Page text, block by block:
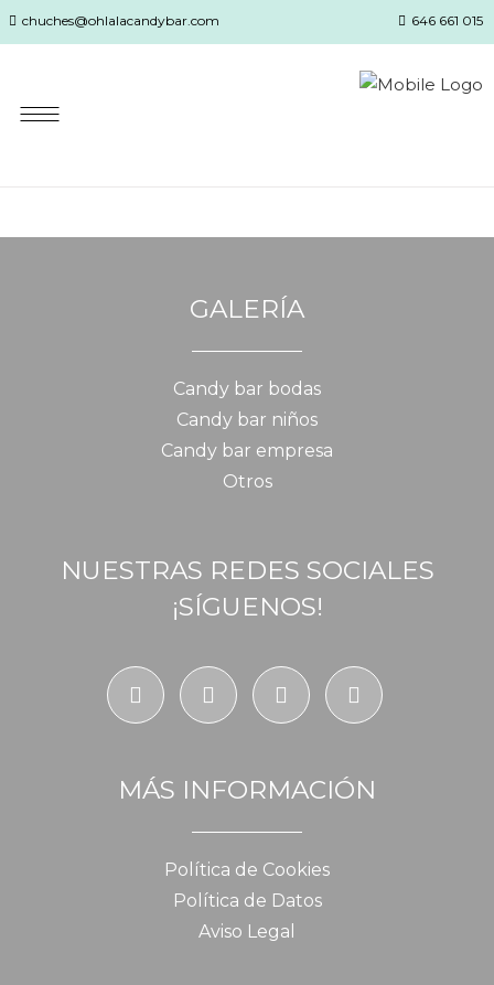
chuches@ohlalacandybar.com 646 661 015
GALERÍA
Candy bar bodas
Candy bar niños
Candy bar empresa
Otros
NUESTRAS REDES SOCIALES
¡SÍGUENOS!
MÁS INFORMACIÓN
Política de Cookies
Política de Datos
Aviso Legal